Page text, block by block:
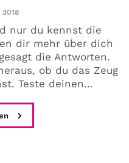
2018
nur du kennst die
dir mehr über dich
die Antworten.
ob du das Zeug
Teste deinen...